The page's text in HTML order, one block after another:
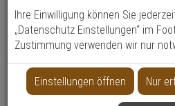
Weitere Varianten...
Produktinformationen
Sicherheitslevel:HOCH
Ihre Einwilligung können Sie
„Datenschutz Einstellungen“ im
Zustimmung verwenden wir nur
Einstellungen öffnen Nur